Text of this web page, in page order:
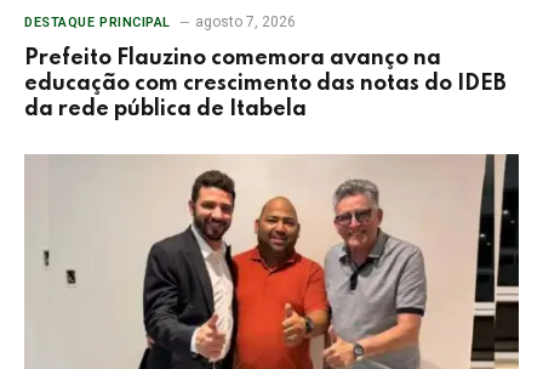
DESTAQUE PRINCIPAL agosto 7, 2026
Prefeito Flauzino comemora avanço na
educação com crescimento das notas do IDEB
da rede pública de Itabela